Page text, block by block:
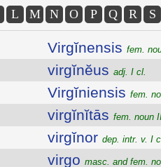
L M N O P Q R S
Virgĭnensis fem.
virgĭnĕus adj. I cl.
Virgĭniensis fem.
virgĭnĭtās fem. noun
virgĭnor dep. intr. v. I
virgo masc. and fem.